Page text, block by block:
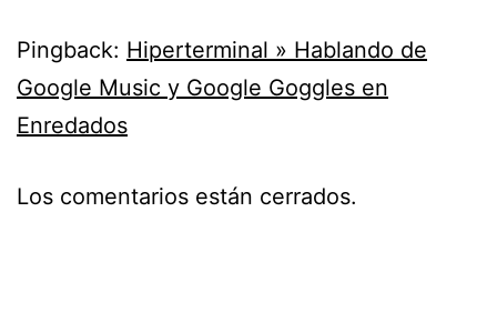
Pingback: Hiperterminal » Hablando de
Google Music y Google Goggles en
Enredados
Los comentarios están cerrados.